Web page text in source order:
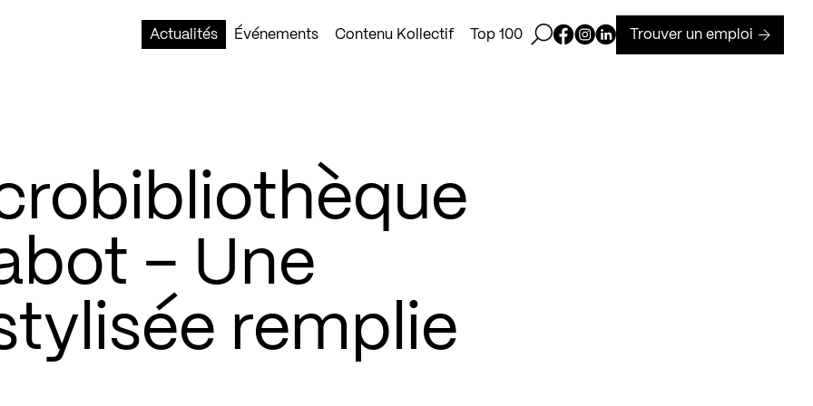
Actualités
Événements Contenu Kollectif Top 100 Ouvrir la barre de recherche
Page Facebook de Kollectif
Page Instagram de Kollectif
Page Linkedin de Kollectif
Trouver un emploi
– Une
remplie